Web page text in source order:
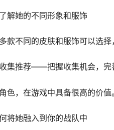
解她的不同形象和服饰
款不同的皮肤和服饰可以选择
集推荐——把握收集机会，完
色，在游戏中具备很高的价
将她融入到你的战队中